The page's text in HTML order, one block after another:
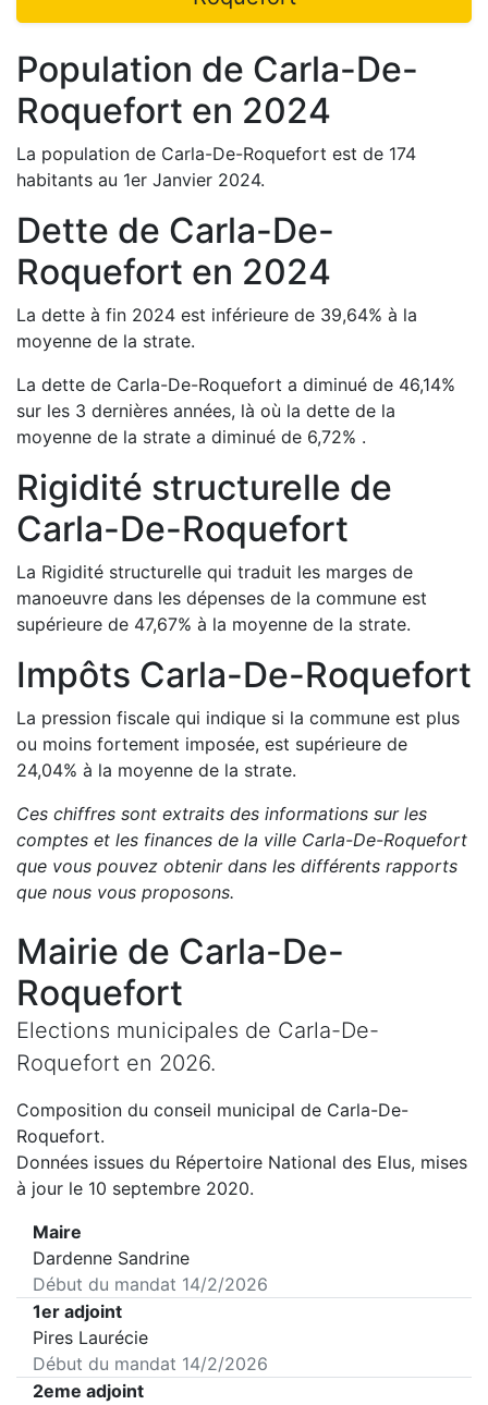
Population de Carla-De-
Roquefort en 2024
La population de Carla-De-Roquefort est de 174
habitants au 1er Janvier 2024.
Dette de Carla-De-
Roquefort en 2024
La dette à fin 2024 est inférieure de 39,64% à la
moyenne de la strate.
La dette de Carla-De-Roquefort a diminué de 46,14%
sur les 3 dernières années, là où la dette de la
moyenne de la strate a diminué de 6,72% .
Rigidité structurelle de
Carla-De-Roquefort
La Rigidité structurelle qui traduit les marges de
manoeuvre dans les dépenses de la commune est
supérieure de 47,67% à la moyenne de la strate.
Impôts Carla-De-Roquefort
La pression fiscale qui indique si la commune est plus
ou moins fortement imposée, est supérieure de
24,04% à la moyenne de la strate.
Ces chiffres sont extraits des informations sur les
comptes et les finances de la ville Carla-De-Roquefort
que vous pouvez obtenir dans les différents rapports
que nous vous proposons.
Mairie de Carla-De-
Roquefort
Elections municipales de Carla-De-
Roquefort en 2026.
Composition du conseil municipal de Carla-De-
Roquefort.
Données issues du Répertoire National des Elus, mises
à jour le 10 septembre 2020.
Maire
Dardenne Sandrine
Début du mandat 14/2/2026
1er adjoint
Pires Laurécie
Début du mandat 14/2/2026
2eme adjoint